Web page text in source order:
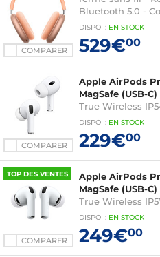
COMPARER
Bluetooth 5.0 -
20h - Charge
DISPO : EN STOCK
529€00
COMPARER
Apple AirPods
MagSafe (USB-C)
True Wireless
mode
Bluetooth 5.3 -
Autonomie 6 +
DISPO : EN STOCK
229€00
TOP DES VENTES
COMPARER
Apple AirPods
MagSafe (USB-C)
True Wireless
mode
cardiaque -
Commandes
- Boîtier de
DISPO : EN STOCK
249€00